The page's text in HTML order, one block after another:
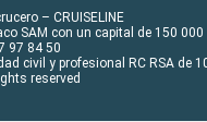
– CRUISELINE
SAM con un capital de 150 000
97 84 50
civil y profesional RC RSA de
reserved